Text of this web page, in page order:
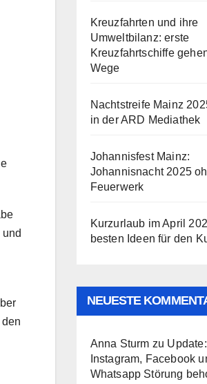
Kreuzfahrten und ihre
Umweltbilanz: erste
Kreuzfahrtschiffe
Wege
Nachtstreife Mainz
in der ARD Mediathek
Johannisfest Mainz:
Johannisnacht 2025
Feuerwerk
Kurzurlaub im April
besten Ideen für den
NEUESTE
Anna Sturm zu Update:
Instagram, Facebook
Whatsapp Störung